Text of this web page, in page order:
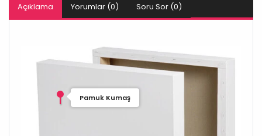
Açıklama Yorumlar (0) Soru Sor (0)
Pamuk Kumaş